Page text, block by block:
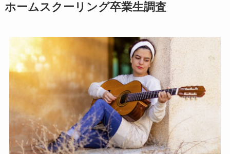
ホームスクーリング卒業生調査